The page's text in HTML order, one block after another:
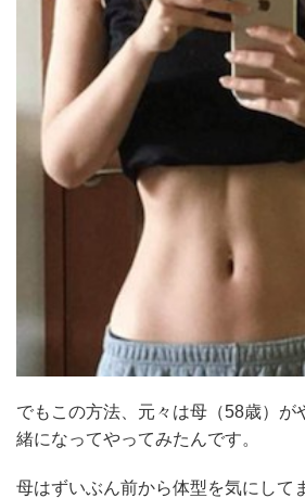
でもこの方法、元々は母（58歳）が
緒になってやってみたんです。
母はずいぶん前から体型を気にして